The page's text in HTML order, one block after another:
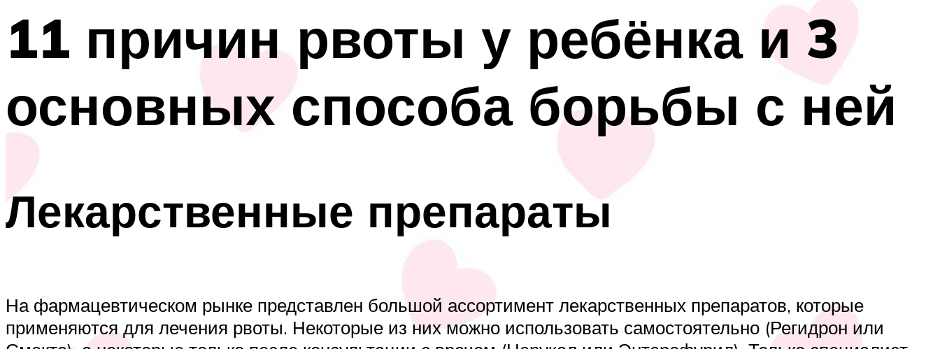
11 причин рвоты у ребёнка и 3
основных способа борьбы с ней
Лекарственные препараты
На фармацевтическом рынке представлен большой ассортимент лекарственных препаратов, которые
применяются для лечения рвоты. Некоторые из них можно использовать самостоятельно (Регидрон или